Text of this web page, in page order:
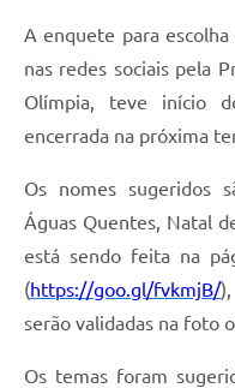
A enquete para
nas redes sociais pela
Olímpia, teve início
encerrada na próxima
Os nomes sugeridos
Águas Quentes, Natal
está sendo feita na
(https://goo.gl/fvkmjB/
serão validadas na foto
Os temas foram